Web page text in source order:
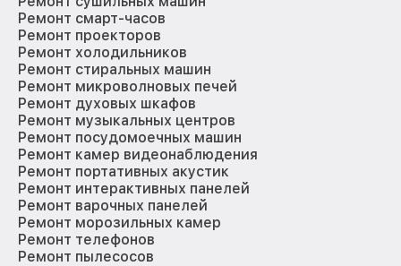
Ремонт смарт-часов
Ремонт проекторов
Ремонт холодильников
Ремонт стиральных машин
Ремонт микроволновых печей
Ремонт духовых шкафов
Ремонт музыкальных центров
Ремонт посудомоечных машин
Ремонт камер видеонаблюдения
Ремонт портативных акустик
Ремонт интерактивных панелей
Ремонт варочных панелей
Ремонт морозильных камер
Ремонт телефонов
Ремонт пылесосов